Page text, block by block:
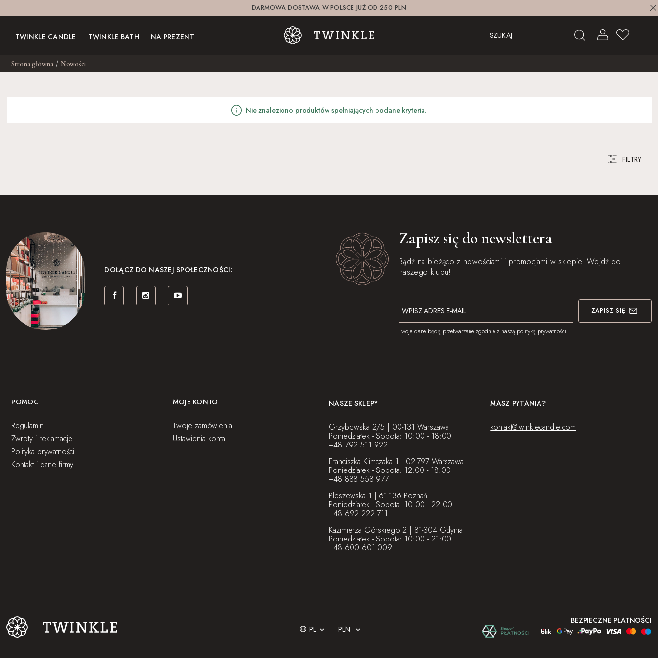
DARMOWA DOSTAWA W POLSCE JUŻ OD 250 PLN
TWINKLE CANDLE TWINKLE BATH NA PREZENT
Nowości
Strona główna
Nie znaleziono produktów spełniających podane kryteria.
FILTRY
DOŁĄCZ DO NASZEJ SPOŁECZNOŚCI:
Zapisz się do newslettera
Bądź na bieżąco z nowościami i promocjami w sklepie. Wejdź do
naszego klubu!
ZAPISZ SIĘ
Twoje dane będą przetwarzane zgodnie z naszą polityką prywatności
POMOC
Regulamin
Zwroty i reklamacje
Polityka prywatności
Kontakt i dane firmy
MOJE KONTO
Twoje zamówienia
Ustawienia konta
NASZE SKLEPY
Grzybowska 2/5 | 00-131 Warszawa
Poniedziałek - Sobota: 10:00 - 18:00
+48 792 511 922
Franciszka Klimczaka 1 | 02-797 Warszawa
Poniedziałek - Sobota: 12:00 - 18:00
+48 888 558 977
Pleszewska 1 | 61-136 Poznań
Poniedziałek - Sobota: 10:00 - 22:00
+48 692 222 711
Kazimierza Górskiego 2 | 81-304 Gdynia
Poniedziałek - Sobota: 10:00 - 21:00
+48 600 601 009
MASZ PYTANIA?
kontakt@twinklecandle.com
BEZPIECZNE PŁATNOŚCI